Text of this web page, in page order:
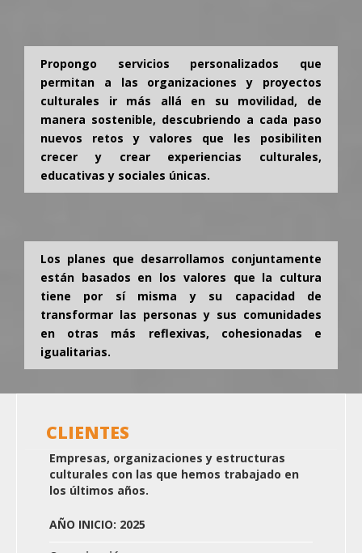
Propongo servicios personalizados que
permitan a las organizaciones y proyectos
culturales ir más allá en su movilidad, de
manera sostenible, descubriendo a cada paso
nuevos retos y valores que les posibiliten
crecer y crear experiencias culturales,
educativas y sociales únicas.
Los planes que desarrollamos conjuntamente
están basados en los valores que la cultura
tiene por sí misma y su capacidad de
transformar las personas y sus comunidades
en otras más reflexivas, cohesionadas e
igualitarias.
CLIENTES
Empresas, organizaciones y estructuras
culturales con las que hemos trabajado en
los últimos años.
AÑO INICIO: 2025